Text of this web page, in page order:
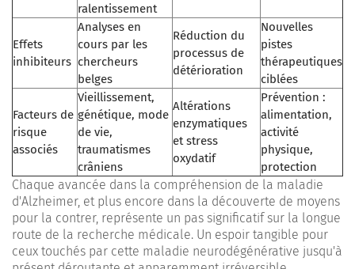
ralentissement
Effets
inhibiteurs
Analyses en
cours par les
chercheurs
belges
Réduction du
processus de
détérioration
Nouvelles
pistes
thérapeutiques
ciblées
Facteurs de
risque
associés
Vieillissement,
génétique, mode
de vie,
traumatismes
crâniens
Altérations
enzymatiques
et stress
oxydatif
Prévention :
alimentation,
activité
physique,
protection
Chaque avancée dans la compréhension de la maladie
d'Alzheimer, et plus encore dans la découverte de moyens
pour la contrer, représente un pas significatif sur la longue
route de la recherche médicale. Un espoir tangible pour
ceux touchés par cette maladie neurodégénérative jusqu'à